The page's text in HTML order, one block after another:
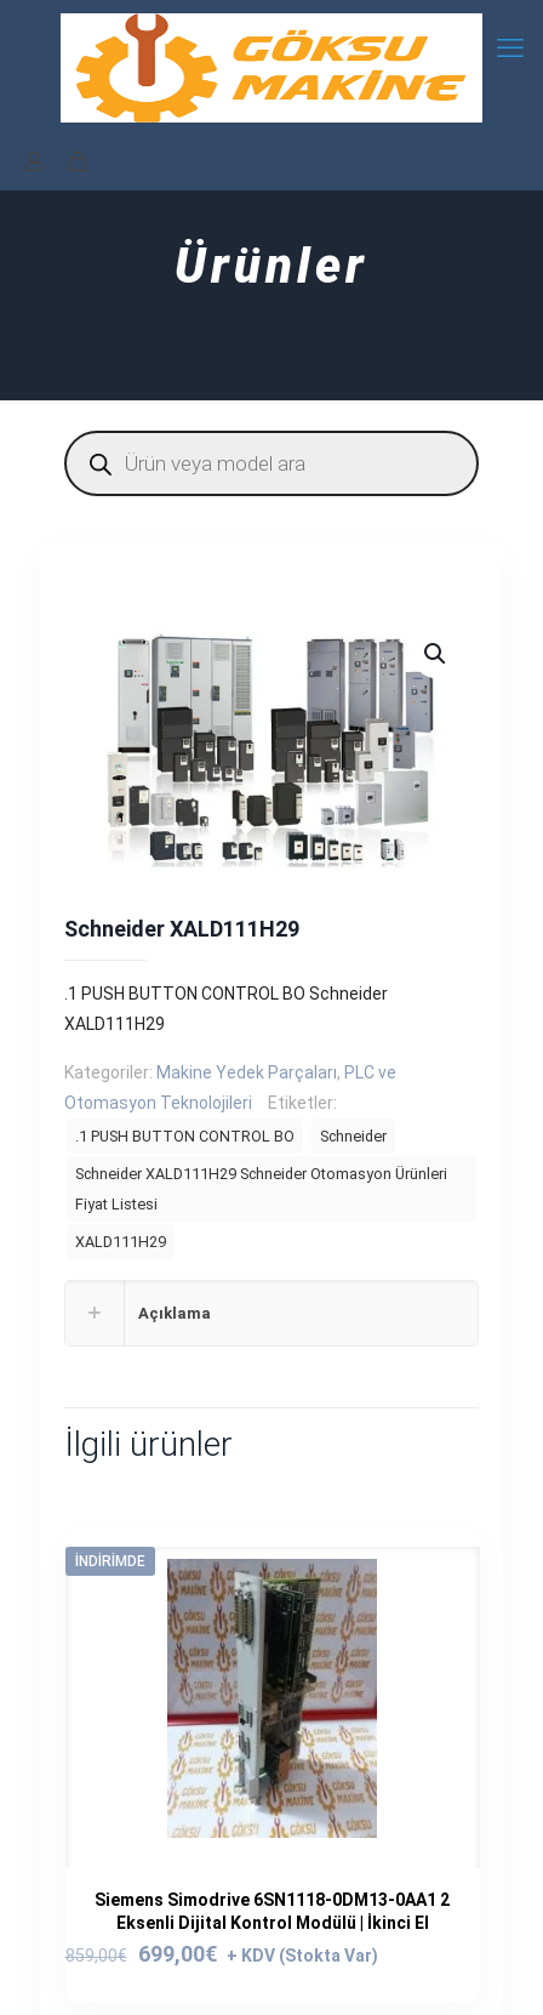
Ürünler
Products
search
Schneider XALD111H29
.1 PUSH BUTTON CONTROL BO Schneider
XALD111H29
Kategoriler: Makine Yedek Parçaları, PLC ve
Otomasyon Teknolojileri
Etiketler:
.1 PUSH BUTTON CONTROL BO Schneider
Schneider XALD111H29 Schneider Otomasyon Ürünleri
Fiyat Listesi
XALD111H29
Açıklama
İlgili ürünler
İNDIRIMDE
Siemens Simodrive 6SN1118-0DM13-0AA1 2
Eksenli Dijital Kontrol Modülü | İkinci El
859,00€
Orijinal
699,00€
Şu